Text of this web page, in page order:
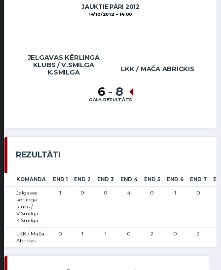
JAUKTIE PĀRI 2012
14/10/2012 14:00
JELGAVAS KĒRLINGA
KLUBS / V.SMILGA
K.SMILGA
LKK / MAČA ABRICKIS
6 - 8
GALA REZULTĀTS
REZULTĀTI
KOMANDA END 1 END 2 END 3 END 4 END 5 END 6 END 7
Jelgavas
kērlinga
klubs /
V.Smilga
K.Smilga
1 0 0 4 0 1 0
LKK / Mača
Abrickis
0 1 1 0 2 0 2